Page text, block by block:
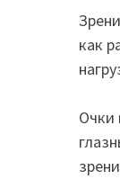
как
Очки